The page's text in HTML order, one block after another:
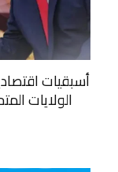
أسبقيات
الولايات